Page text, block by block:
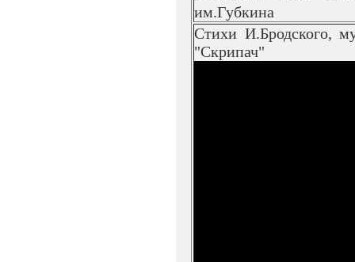
им.Губкина
Стихи И.Бродского,
"Скрипач"